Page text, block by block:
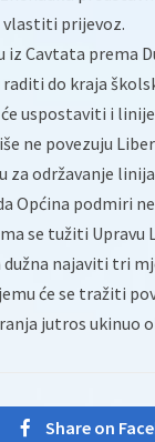
vlastiti prijevoz.
Cavtata prema
do kraja
uspostaviti i
ne povezuju
za održavanje
Općina podmiri
se tužiti
najaviti tri
će se tražiti
jutros ukinuo
Share on